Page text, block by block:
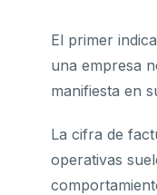
El primer
una empresa
manifiesta en
La cifra de
operativas